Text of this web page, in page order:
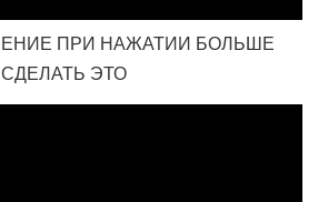
ПРИ НАЖАТИИ БОЛЬШЕ
ЭТО